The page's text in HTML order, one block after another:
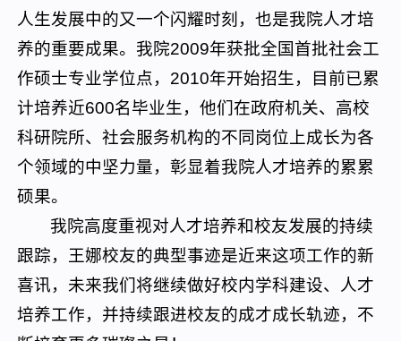
人生发展中的又一个闪耀时刻，也是我院人才培
养的重要成果。我院2009年获批全国首批社会工
作硕士专业学位点，2010年开始招生，目前已累
计培养近600名毕业生，他们在政府机关、高校
科研院所、社会服务机构的不同岗位上成长为各
个领域的中坚力量，彰显着我院人才培养的累累
硕果。
我院高度重视对人才培养和校友发展的持续
跟踪，王娜校友的典型事迹是近来这项工作的新
喜讯，未来我们将继续做好校内学科建设、人才
培养工作，并持续跟进校友的成才成长轨迹，不